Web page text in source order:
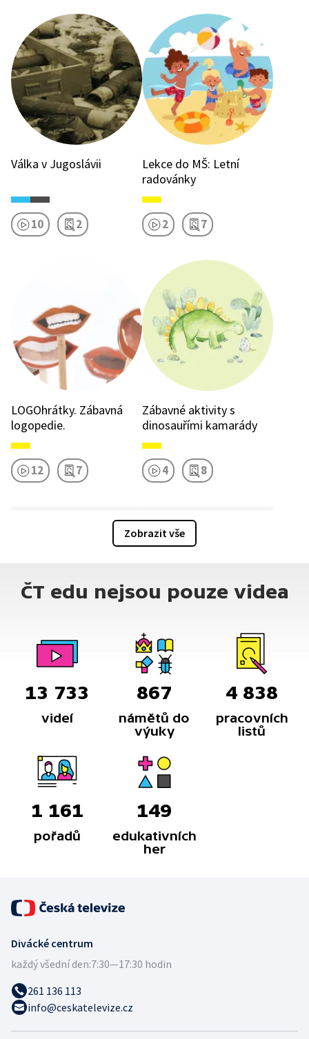
Válka v Jugoslávii
10 2
Lekce do MŠ: Letní
radovánky
2 7
LOGOhrátky. Zábavná
logopedie.
12 7
Zábavné aktivity s
dinosauřími kamarády
4 8
Zobrazit vše
ČT edu nejsou pouze videa
13 733
videí
867
námětů do
výuky
4 838
pracovních
listů
1 161
pořadů
149
edukativních
her